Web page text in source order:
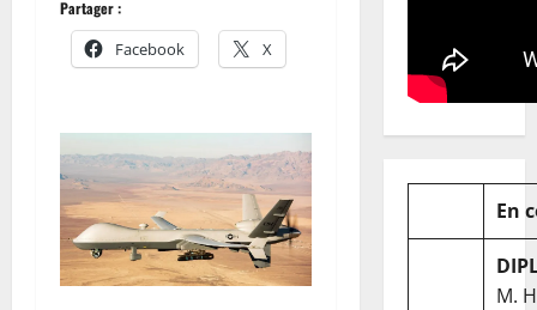
Partager :
Facebook X
En
M.